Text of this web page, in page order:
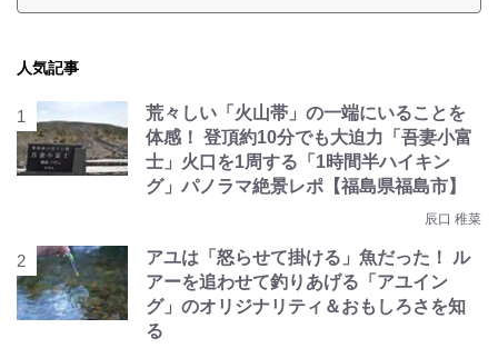
人気記事
荒々しい「火山帯」の一端にいることを
体感！ 登頂約10分でも大迫力「吾妻小富
士」火口を1周する「1時間半ハイキン
グ」パノラマ絶景レポ【福島県福島市】
辰口 稚菜
アユは「怒らせて掛ける」魚だった！ ル
アーを追わせて釣りあげる「アユイン
グ」のオリジナリティ＆おもしろさを知
る